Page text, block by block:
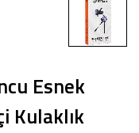
Esnek
Kulaklık